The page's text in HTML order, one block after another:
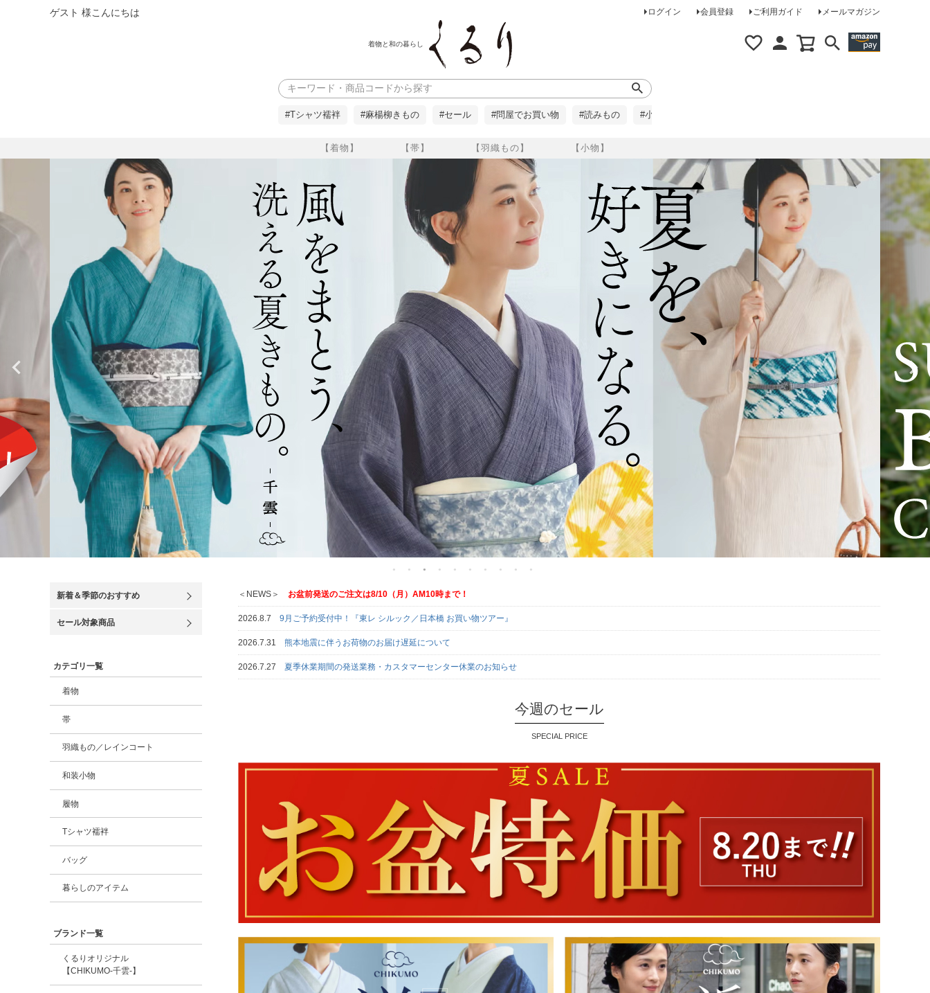
ゲスト 様こんにちは ログイン 会員登録 ご利用ガイド メールマガジン
着物と和の暮らし
【着物】 【帯】 【羽織もの】 【小物】
検索
#Tシャツ襦袢 #麻楊柳きもの #セール #問屋でお買い物 #読みもの #小柄な方に
新着＆季節のおすすめ
セール対象商品
カテゴリ一覧
着物
帯
羽織もの／レインコート
和装小物
履物
Tシャツ襦袢
バッグ
暮らしのアイテム
ブランド一覧
くるりオリジナル
【CHIKUMO-千雲-】
＜NEWS＞ お盆前発送のご注文は8/10（月）AM10時まで！
2026.8.7 9月ご予約受付中！『東レ シルック／日本橋 お買い物ツアー』
2026.7.31 熊本地震に伴うお荷物のお届け遅延について
2026.7.27 夏季休業期間の発送業務・カスタマーセンター休業のお知らせ
今週のセール
SPECIAL PRICE